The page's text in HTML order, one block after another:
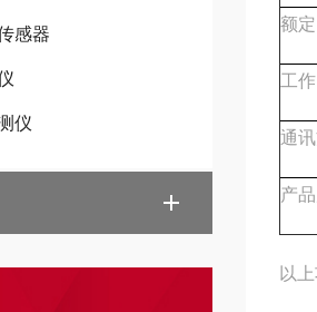
感器
仪
额
工
通
产
以